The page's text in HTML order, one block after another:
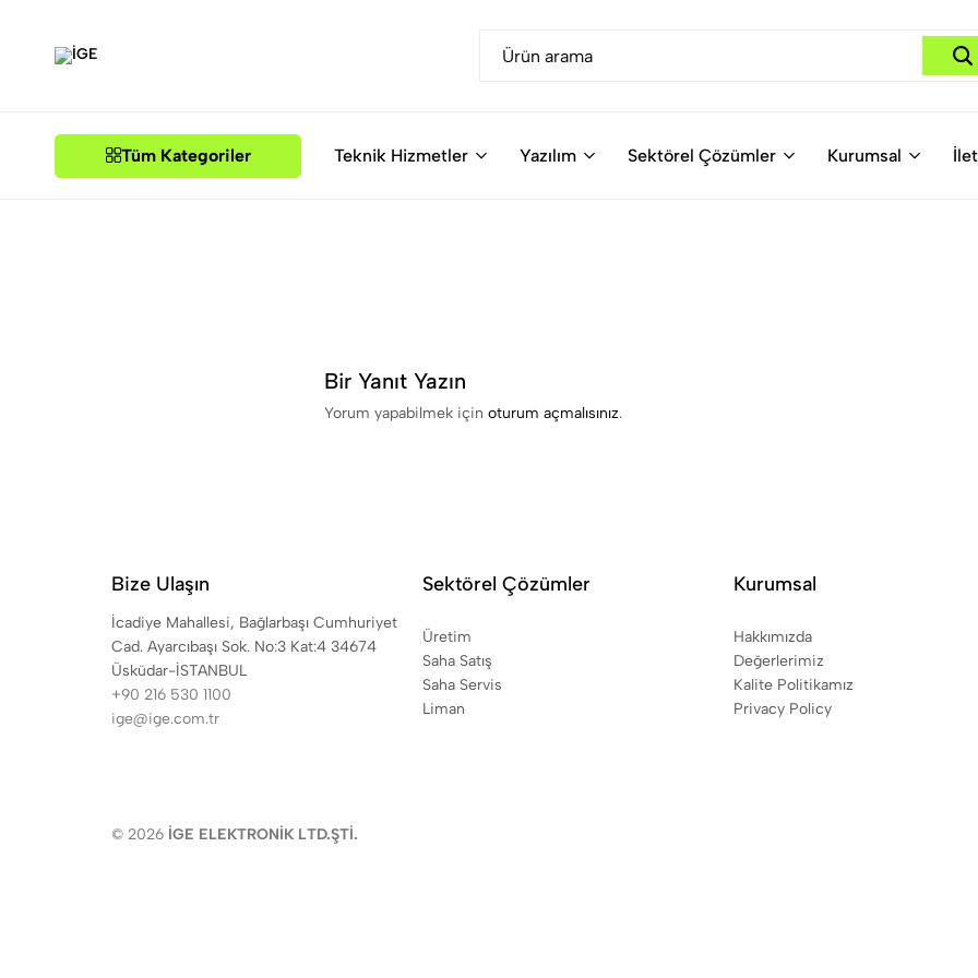
Tüm Kategoriler Teknik Hizmetler Yazılım Sektörel Çözümler Kurumsal
Bir Yanıt Yazın
Yorum yapabilmek için oturum açmalısınız.
Bize Ulaşın
İcadiye Mahallesi, Bağlarbaşı Cumhuriyet
Cad. Ayarcıbaşı Sok. No:3 Kat:4 34674
Üsküdar-İSTANBUL
+90 216 530 1100
ige@ige.com.tr
Sektörel Çözümler
Üretim
Saha Satış
Saha Servis
Liman
Kurumsal
Hakkımızda
Değerlerimiz
Kalite Politikamız
Privacy Policy
© 2026 İGE ELEKTRONİK LTD.ŞTİ.